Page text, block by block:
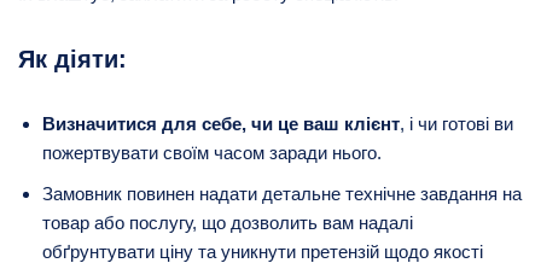
Як діяти:
Визначитися для себе, чи це ваш клієнт, і чи готові ви
пожертвувати своїм часом заради нього.
Замовник повинен надати детальне технічне завдання на
товар або послугу, що дозволить вам надалі
обґрунтувати ціну та уникнути претензій щодо якості